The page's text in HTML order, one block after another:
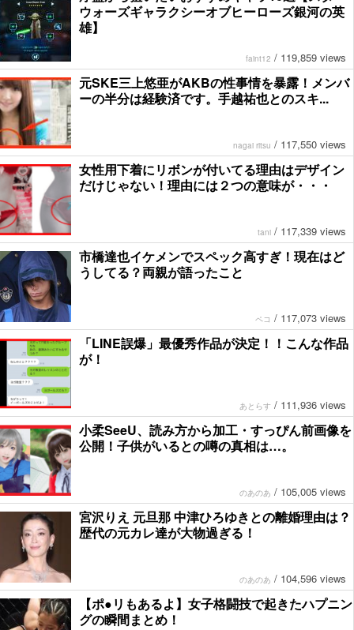
ウォーズギャラクシーオブヒーローズ銀河の英
雄】
faint12 / 119,859 views
元SKE三上悠亜がAKBの性事情を暴露！メンバ
ーの半分は経験済です。手越祐也とのスキ...
nagai ritsu / 117,550 views
女性用下着にリボンが付いてる理由はデザイン
だけじゃない！理由には２つの意味が・・・
tani / 117,339 views
市橋達也イケメンでスペック高すぎ！現在はど
うしてる？両親が語ったこと
ペコ / 117,073 views
「LINE誤爆」最優秀作品が決定！！こんな作品
が！
あとらす / 111,936 views
小柔SeeU、読み方から加工・すっぴん前画像を
公開！子供がいるとの噂の真相は…。
のあのあ / 105,005 views
宮沢りえ 元旦那 中津ひろゆきとの離婚理由は？
歴代の元カレ達が大物過ぎる！
のあのあ / 104,596 views
【ポ●リもあるよ】女子格闘技で起きたハプニン
グの瞬間まとめ！